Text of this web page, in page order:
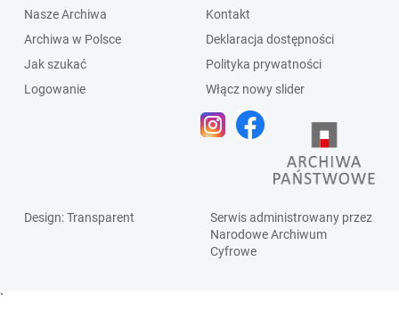
Nasze Archiwa
Archiwa w Polsce
Jak szukać
Logowanie
Kontakt
Deklaracja dostępności
Polityka prywatności
Włącz nowy slider
Design: Transparent
Serwis administrowany przez
Narodowe Archiwum
Cyfrowe
`